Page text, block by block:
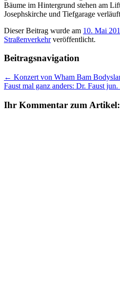
Bäume im Hintergrund stehen am
Josephskirche und Tiefgarage
Dieser Beitrag wurde am 10. Mai
Straßenverkehrveröffentlicht.
Beitragsnavigation
← Konzert von Wham Bam
Faust mal ganz anders: Dr. Faust jun.
Ihr Kommentar zum Artikel: